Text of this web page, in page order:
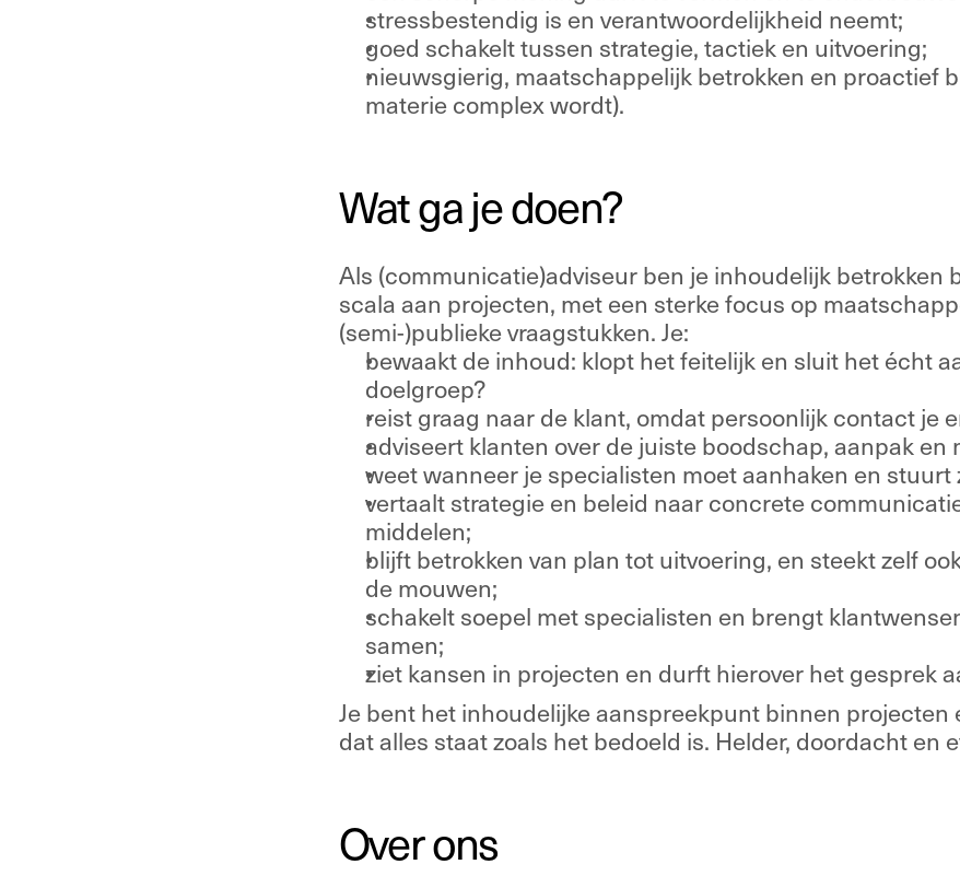
stressbestendig is en verantwoordelijkheid neemt;
goed schakelt tussen strategie, tactiek en uitvoering;
nieuwsgierig, maatschappelijk betrokken en proactief
materie complex wordt).
Wat ga je doen?
Als (communicatie)adviseur ben je inhoudelijk betrokken
scala aan projecten, met een sterke focus op
(semi-)publieke vraagstukken. Je:
bewaakt de inhoud: klopt het feitelijk en sluit het écht
doelgroep?
reist graag naar de klant, omdat persoonlijk contact je
adviseert klanten over de juiste boodschap, aanpak en
weet wanneer je specialisten moet aanhaken en stuurt
vertaalt strategie en beleid naar concrete
middelen;
blijft betrokken van plan tot uitvoering, en steekt zelf
de mouwen;
schakelt soepel met specialisten en brengt
samen;
ziet kansen in projecten en durft hierover het gesprek
Je bent het inhoudelijke aanspreekpunt binnen projecten
dat alles staat zoals het bedoeld is. Helder, doordacht en
Over ons